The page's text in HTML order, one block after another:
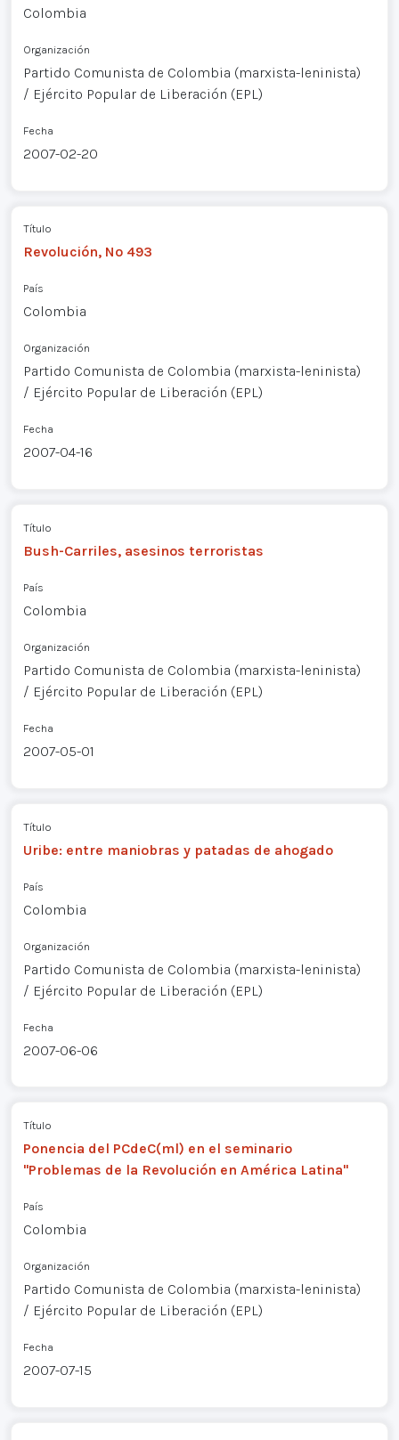
Colombia
Organización
Partido Comunista de Colombia (marxista-leninista)
/ Ejército Popular de Liberación (EPL)
Fecha
2007-02-20
Título
Revolución, Nº 493
País
Colombia
Organización
Partido Comunista de Colombia (marxista-leninista)
/ Ejército Popular de Liberación (EPL)
Fecha
2007-04-16
Título
Bush-Carriles, asesinos terroristas
País
Colombia
Organización
Partido Comunista de Colombia (marxista-leninista)
/ Ejército Popular de Liberación (EPL)
Fecha
2007-05-01
Título
Uribe: entre maniobras y patadas de ahogado
País
Colombia
Organización
Partido Comunista de Colombia (marxista-leninista)
/ Ejército Popular de Liberación (EPL)
Fecha
2007-06-06
Título
Ponencia del PCdeC(ml) en el seminario
"Problemas de la Revolución en América Latina"
País
Colombia
Organización
Partido Comunista de Colombia (marxista-leninista)
/ Ejército Popular de Liberación (EPL)
Fecha
2007-07-15